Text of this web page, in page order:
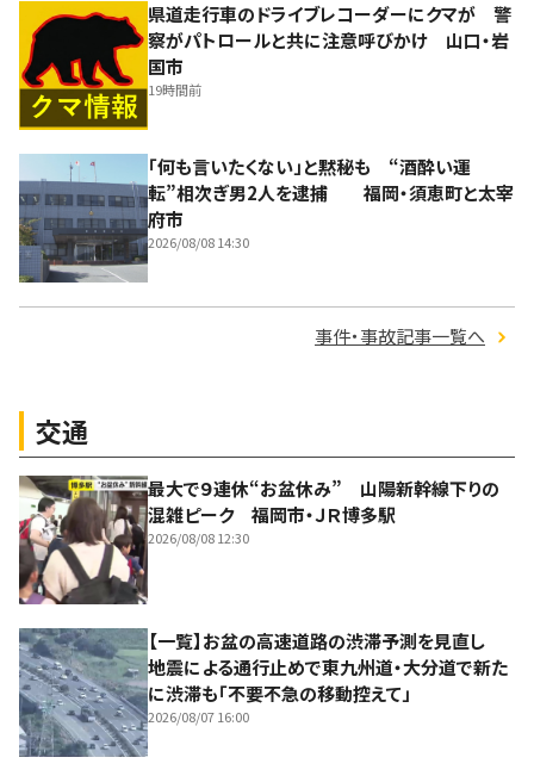
県道走行車のドライブレコーダーにクマが 警
察がパトロールと共に注意呼びかけ 山口・岩
国市
19時間前
「何も言いたくない」と黙秘も “酒酔い運
転”相次ぎ男2人を逮捕 福岡・須恵町と太宰
府市
2026/08/08 14:30
事件・事故記事一覧へ
交通
最大で９連休“お盆休み” 山陽新幹線下りの
混雑ピーク 福岡市・ＪＲ博多駅
2026/08/08 12:30
【一覧】お盆の高速道路の渋滞予測を見直し
地震による通行止めで東九州道・大分道で新た
に渋滞も「不要不急の移動控えて」
2026/08/07 16:00